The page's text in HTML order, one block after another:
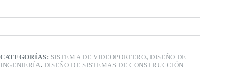
CATEGORÍAS: SISTEMA DE VIDEOPORTERO,DISEÑO DE
INGENIERÍA, DISEÑO DE SISTEMAS DE CONSTRUCCIÓN